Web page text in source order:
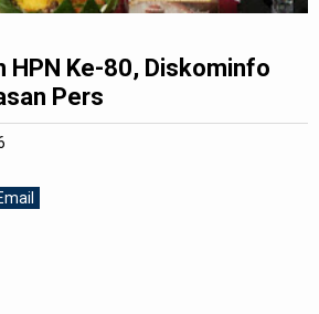
HPN Ke-80, Diskominfo
Pers